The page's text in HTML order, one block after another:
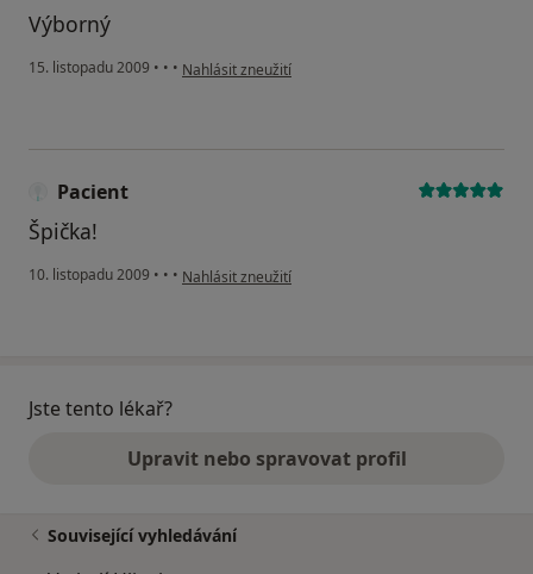
Výborný
15. listopadu 2009 • • • podle názoru uživatele Pacient
Nahlásit zneužití
Pacient
Špička!
10. listopadu 2009 • • • podle názoru uživatele Pacient
Nahlásit zneužití
Jste tento lékař?
Upravit nebo spravovat profil
Související vyhledávání